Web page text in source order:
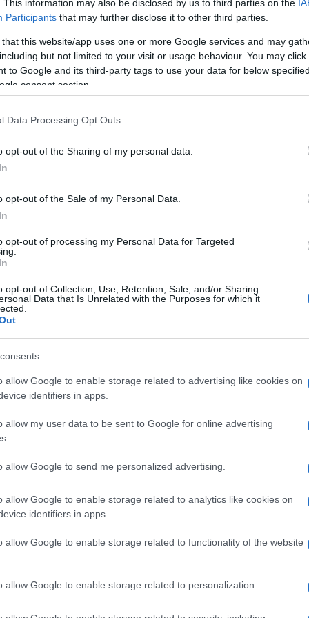
This information may also be disclosed by us to third parties on the
Participants that may further disclose it to other third parties.
that this website/app uses one or more Google services and may
but not limited to your visit or usage behaviour. You may
to Google and its third-party tags to use your data for below
consent section.
Data Processing Opt Outs
opt-out of the Sharing of my personal data.
opt-out of the Sale of my Personal Data.
opt-out of processing my Personal Data for Targeted
opt-out of Collection, Use, Retention, Sale, and/or Sharing
Data that Is Unrelated with the Purposes for which it
allow Google to enable storage related to advertising like cookies on
identifiers in apps.
allow my user data to be sent to Google for online advertising
allow Google to send me personalized advertising.
allow Google to enable storage related to analytics like cookies on
identifiers in apps.
allow Google to enable storage related to functionality of the website
allow Google to enable storage related to personalization.
να γνωρίζει ο κόσμος της Πτολεμαΐδας και της
που διεξάγεται από το πρωί της Κυριακής
φυσικά με όλα τα προβλεπόμενα μέτρα
στην κατανάλωση μελιού καθημερινά,
Συλλόγου Ν. Κοζάνης Αιμίλιος
πως τα παράγοντα της κυψέλης βοηθούν τον
η Δυτική Μακεδονία παράγει το καλύτερο μέλι
είναι πολύ διαφημισμένο, λέγοντας μάλιστα ότι
είναι γεμάτοι σε αρωματικά φυτά και βότανα,
προϊόν. Αυτός είναι και ο λόγος που αρκετοί
Μαρίνου, σημείωσε, επίσης, ότι αρκετοί
τη μελισσοκομία είτε ως χόμπι, είτε
χρόνια.